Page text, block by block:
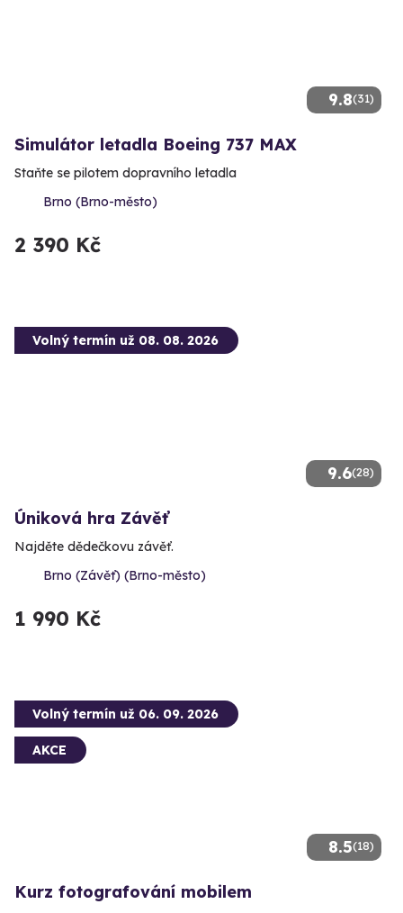
9.8(31)
Simulátor letadla Boeing 737 MAX
Staňte se pilotem dopravního letadla
Brno (Brno-město)
2 390 Kč
9.6(28)
Volný termín už 08. 08. 2026
Úniková hra Závěť
Najděte dědečkovu závěť.
Brno (Závěť) (Brno-město)
1 990 Kč
8.5(18)
Volný termín už 06. 09. 2026
AKCE
Kurz fotografování mobilem